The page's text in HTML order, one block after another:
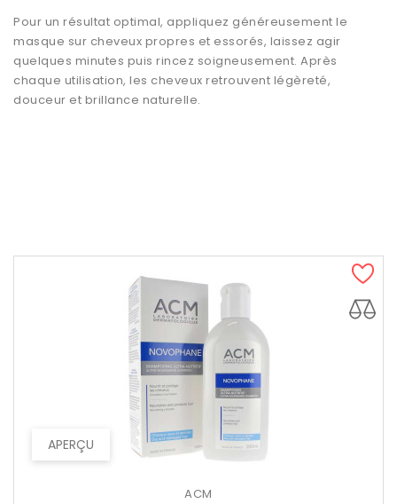
Pour un résultat optimal, appliquez généreusement le
masque sur cheveux propres et essorés, laissez agir
quelques minutes puis rincez soigneusement. Après
chaque utilisation, les cheveux retrouvent légèreté,
douceur et brillance naturelle.
APERÇU
ACM